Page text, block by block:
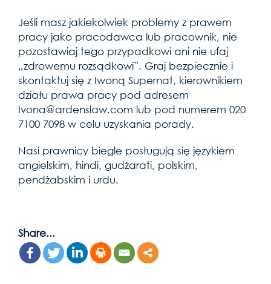
Jeśli masz jakiekolwiek problemy z prawem
pracy jako pracodawca lub pracownik, nie
pozostawiaj tego przypadkowi ani nie ufaj
„zdrowemu rozsądkowi”. Graj bezpiecznie i
skontaktuj się z Iwoną Supernat, kierownikiem
działu prawa pracy pod adresem
Ivona@ardenslaw.com lub pod numerem 020
7100 7098 w celu uzyskania porady.
Nasi prawnicy biegle posługują się językiem
angielskim, hindi, gudżarati, polskim,
pendżabskim i urdu.
Share...